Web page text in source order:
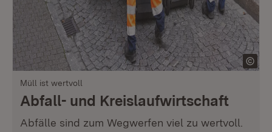
Müll ist wertvoll
Abfall- und Kreislaufwirtschaft
Abfälle sind zum Wegwerfen viel zu wertvoll.